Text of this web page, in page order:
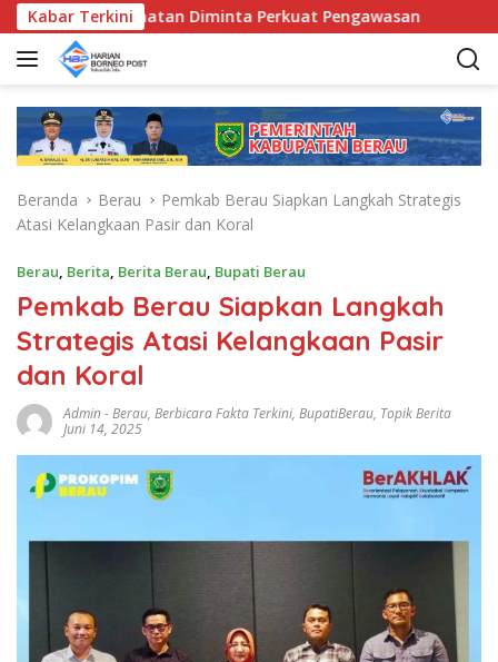
a
Kabar Terkini
Kecamatan Diminta Perkuat Pengawasan Pemkab
Beranda Berau
Pemkab Berau Siapkan Langkah Strategis
Atasi Kelangkaan Pasir dan Koral
Berau, Berita, Berita Berau, Bupati Berau
Pemkab Berau Siapkan Langkah
Strategis Atasi Kelangkaan Pasir
dan Koral
Admin-Berau, Berbicara Fakta Terkini, BupatiBerau, Topik Berita
Juni 14, 2025